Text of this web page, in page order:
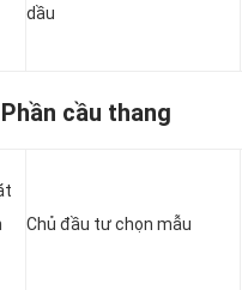
dầu
Phần cầu thang
Chủ đầu tư chọn mẫu